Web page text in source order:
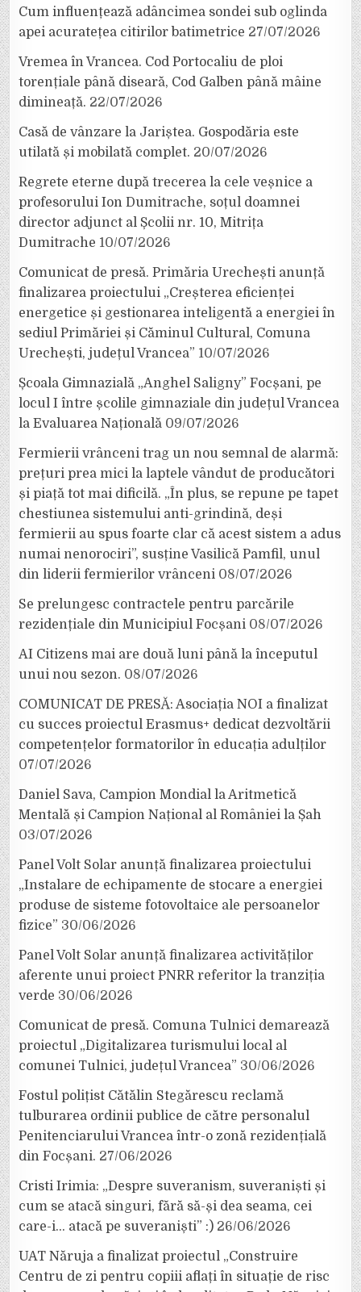
Cum influențează adâncimea sondei sub oglinda
apei acuratețea citirilor batimetrice 27/07/2026
Vremea în Vrancea. Cod Portocaliu de ploi
torențiale până diseară, Cod Galben până mâine
dimineață. 22/07/2026
Casă de vânzare la Jariștea. Gospodăria este
utilată și mobilată complet. 20/07/2026
Regrete eterne după trecerea la cele veșnice a
profesorului Ion Dumitrache, soțul doamnei
director adjunct al Școlii nr. 10, Mitrița
Dumitrache 10/07/2026
Comunicat de presă. Primăria Urechești anunță
finalizarea proiectului „Creșterea eficienței
energetice și gestionarea inteligentă a energiei în
sediul Primăriei și Căminul Cultural, Comuna
Urechești, județul Vrancea” 10/07/2026
Școala Gimnazială „Anghel Saligny” Focșani, pe
locul I între școlile gimnaziale din județul Vrancea
la Evaluarea Națională 09/07/2026
Fermierii vrânceni trag un nou semnal de alarmă:
prețuri prea mici la laptele vândut de producători
și piață tot mai dificilă. „În plus, se repune pe tapet
chestiunea sistemului anti-grindină, deși
fermierii au spus foarte clar că acest sistem a adus
numai nenorociri”, susține Vasilică Pamfil, unul
din liderii fermierilor vrânceni 08/07/2026
Se prelungesc contractele pentru parcările
rezidențiale din Municipiul Focșani 08/07/2026
AI Citizens mai are două luni până la începutul
unui nou sezon. 08/07/2026
COMUNICAT DE PRESĂ: Asociația NOI a finalizat
cu succes proiectul Erasmus+ dedicat dezvoltării
competențelor formatorilor în educația adulților
07/07/2026
Daniel Sava, Campion Mondial la Aritmetică
Mentală și Campion Național al României la Șah
03/07/2026
Panel Volt Solar anunță finalizarea proiectului
„Instalare de echipamente de stocare a energiei
produse de sisteme fotovoltaice ale persoanelor
fizice” 30/06/2026
Panel Volt Solar anunță finalizarea activităților
aferente unui proiect PNRR referitor la tranziția
verde 30/06/2026
Comunicat de presă. Comuna Tulnici demarează
proiectul „Digitalizarea turismului local al
comunei Tulnici, județul Vrancea” 30/06/2026
Fostul polițist Cătălin Stegărescu reclamă
tulburarea ordinii publice de către personalul
Penitenciarului Vrancea într-o zonă rezidențială
din Focșani. 27/06/2026
Cristi Irimia: „Despre suveranism, suveraniști și
cum se atacă singuri, fără să-și dea seama, cei
care-i… atacă pe suveraniști” :) 26/06/2026
UAT Năruja a finalizat proiectul „Construire
Centru de zi pentru copiii aflați în situație de risc